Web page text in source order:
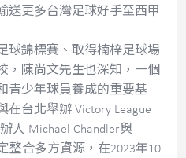
送更多台灣足球好手至西甲
球錦標賽、取得楠梓足球場
，陳尚文先生也深知，一個
青少年球員養成的重要基
台北舉辦 Victory League
人 Michael Chandler與
整合多方資源，在2023年10